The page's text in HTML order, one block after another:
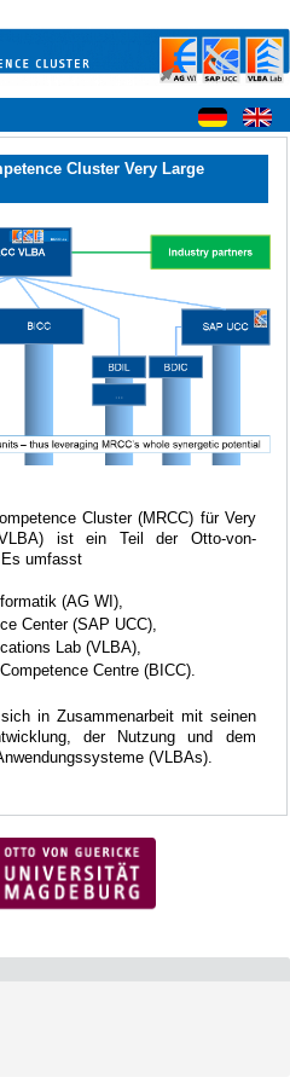
Cluster Very Large
Cluster (MRCC) für Very
ist ein Teil der Otto-von-
umfasst
(AG WI),
Center (SAP UCC),
Lab (VLBA),
Centre (BICC).
in Zusammenarbeit mit seinen
der Nutzung und dem
(VLBAs).